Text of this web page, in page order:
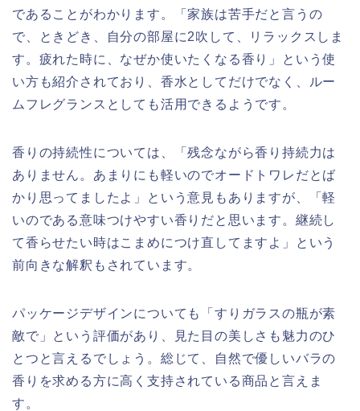
であることがわかります。「家族は苦手だと言うの
で、ときどき、自分の部屋に2吹して、リラックスしま
す。疲れた時に、なぜか使いたくなる香り」という使
い方も紹介されており、香水としてだけでなく、ルー
ムフレグランスとしても活用できるようです。
香りの持続性については、「残念ながら香り持続力は
ありません。あまりにも軽いのでオードトワレだとば
かり思ってましたよ」という意見もありますが、「軽
いのである意味つけやすい香りだと思います。継続し
て香らせたい時はこまめにつけ直してますよ」という
前向きな解釈もされています。
パッケージデザインについても「すりガラスの瓶が素
敵で」という評価があり、見た目の美しさも魅力のひ
とつと言えるでしょう。総じて、自然で優しいバラの
香りを求める方に高く支持されている商品と言えま
す。